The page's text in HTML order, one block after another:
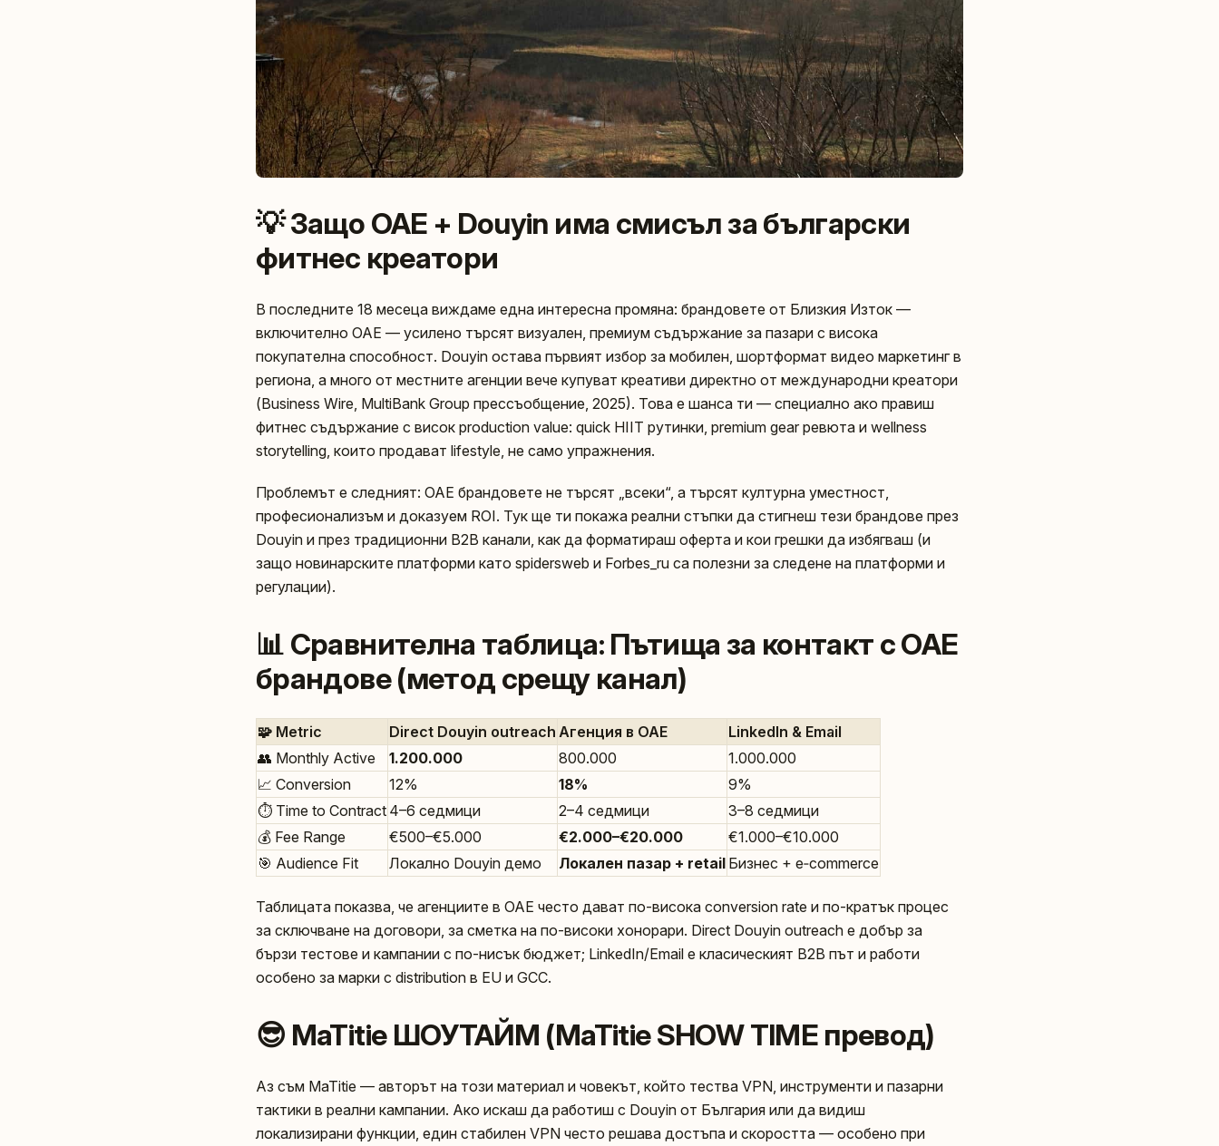
💡 Защо ОАЕ + Douyin има смисъл за български
фитнес креатори
В последните 18 месеца виждаме една интересна промяна: брандовете от Близкия Изток —
включително ОАЕ — усилено търсят визуален, премиум съдържание за пазари с висока
покупателна способност. Douyin остава първият избор за мобилен, шортформат видео маркетинг в
региона, а много от местните агенции вече купуват креативи директно от международни креатори
(Business Wire, MultiBank Group прессъобщение, 2025). Това е шанса ти — специално ако правиш
фитнес съдържание с висок production value: quick HIIT рутинки, premium gear ревюта и wellness
storytelling, които продават lifestyle, не само упражнения.
Проблемът е следният: ОАЕ брандовете не търсят „всеки“, а търсят културна уместност,
професионализъм и доказуем ROI. Тук ще ти покажа реални стъпки да стигнеш тези брандове през
Douyin и през традиционни B2B канали, как да форматираш оферта и кои грешки да избягваш (и
защо новинарските платформи като spidersweb и Forbes_ru са полезни за следене на платформи и
регулации).
📊 Сравнителна таблица: Пътища за контакт с ОАЕ
брандове (метод срещу канал)
🧩 Metric Direct Douyin outreach Агенция в ОАЕ
LinkedIn & Email
👥 Monthly Active
1.200.000 800.000
1.000.000
📈 Conversion
12% 18%
9%
⏱️ Time to Contract 4–6 седмици 2–4 седмици
3–8 седмици
💰 Fee Range
€500–€5.000 €2.000–€20.000
€1.000–€10.000
🎯 Audience Fit
Локално Douyin демо Локален пазар + retail Бизнес + e‑commerce
Таблицата показва, че агенциите в ОАЕ често дават по-висока conversion rate и по-кратък процес
за сключване на договори, за сметка на по-високи хонорари. Direct Douyin outreach е добър за
бързи тестове и кампании с по-нисък бюджет; LinkedIn/Email е класическият B2B път и работи
особено за марки с distribution в EU и GCC.
😎 MaTitie ШОУТАЙМ (MaTitie SHOW TIME превод)
Аз съм MaTitie — авторът на този материал и човекът, който тества VPN, инструменти и пазарни
тактики в реални кампании. Ако искаш да работиш с Douyin от България или да видиш
локализирани функции, един стабилен VPN често решава достъпа и скоростта — особено при